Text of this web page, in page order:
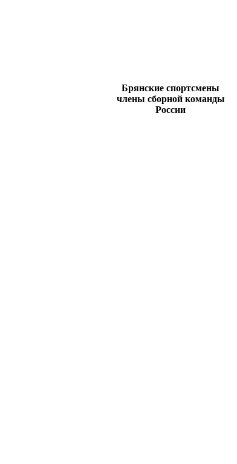
Брянские спортсмены
члены сборной команды
России